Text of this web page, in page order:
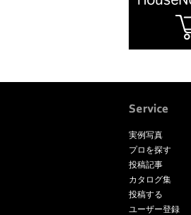
実例写真
プロを探す
投稿記事
カタログ集
投稿する
ユーザー登録